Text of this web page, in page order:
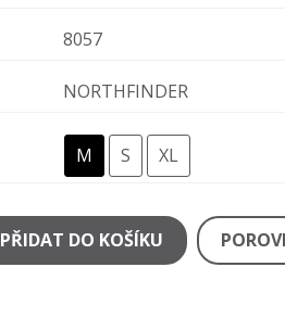
8057
NORTHFINDER
M S XL
PŘIDAT DO KOŠÍKU